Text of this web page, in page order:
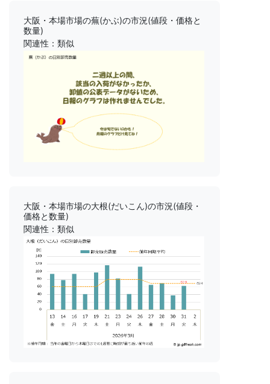
大阪・本場市場の蕪(かぶ)の市況(値段・価格と
数量)
関連性：類似
大阪・本場市場の大根(だいこん)の市況(値段・
価格と数量)
関連性：類似